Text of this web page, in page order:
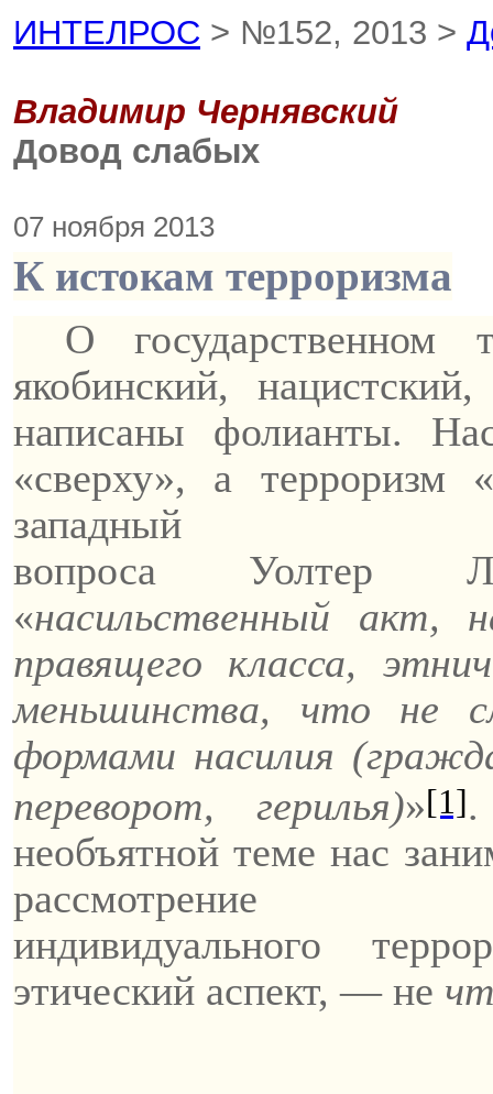
ИНТЕЛРОС > №152, 2013 >
Владимир Чернявский
Довод слабых
07 ноября 2013
К истокам терроризма
О
якобинский,
написаны фолианты.
«сверху», а
западный
вопроса Уолтер
«насильственный акт,
правящего класса,
меньшинства, что не
формами насилия
переворот, герилья)»[1].
необъятной теме нас
рассмотрение
индивидуального
этический аспект, — не